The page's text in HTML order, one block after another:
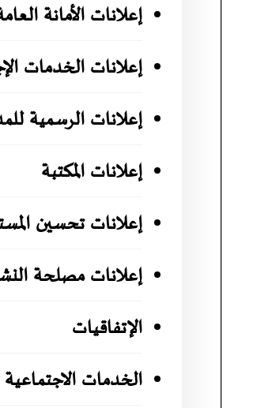
إعلانات الأمانة
إعلانات الخدمات
إعلانات الرسمية
إعلانات المكتبة
إعلانات تحسين
إعلانات مصلحة
الإتفاقيات
الخدمات الاجتماعية